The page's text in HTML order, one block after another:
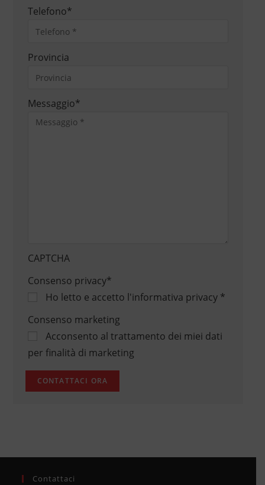
Telefono*
Provincia
Messaggio*
CAPTCHA
Consenso privacy*
Ho letto e accetto l'informativa privacy*
Consenso marketing
Acconsento al trattamento dei miei dati
per finalità di marketing
Contattaci